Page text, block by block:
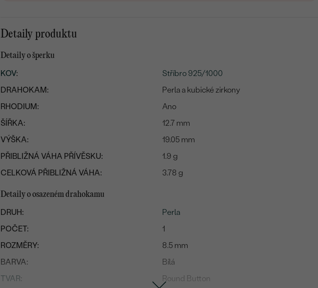
Detaily produktu
Detaily o šperku
KOV:
Stříbro 925/1000
DRAHOKAM:
Perla a kubické zirkony
RHODIUM:
Ano
ŠÍŘKA:
12.7 mm
VÝŠKA:
19.05 mm
PŘIBLIŽNÁ VÁHA PŘÍVĚSKU:
1.9 g
CELKOVÁ PŘIBLIŽNÁ VÁHA:
3.78 g
Detaily o osazeném drahokamu
DRUH:
Perla
POČET:
1
ROZMĚRY:
8.5 mm
BARVA:
Bílá
TVAR:
Round Button